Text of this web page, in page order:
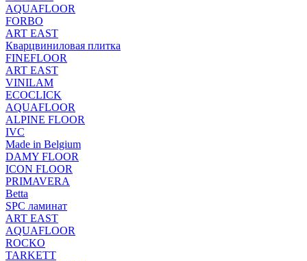
AQUAFLOOR
FORBO
ART EAST
Кварцвиниловая плитка
FINEFLOOR
ART EAST
VINILAM
ECOCLICK
AQUAFLOOR
ALPINE FLOOR
IVC
Made in Belgium
DAMY FLOOR
ICON FLOOR
PRIMAVERA
Betta
SPC ламинат
ART EAST
AQUAFLOOR
ROCKO
TARKETT